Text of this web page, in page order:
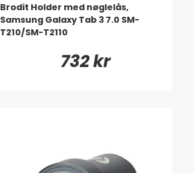
Brodit Holder med nøglelås,
Samsung Galaxy Tab 3 7.0 SM-
T210/SM-T2110
732 kr